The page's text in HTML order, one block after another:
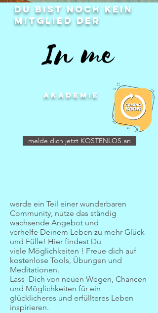
Du bist noch kein
Mitglied der
akademie
melde dich jetzt KOSTENLOS an
werde ein Teil einer wunderbaren
Community, nutze das ständig
wachsende Angebot und
verhelfe Deinem Leben zu mehr Glück
und Fülle! Hier findest Du
viele Möglichkeiten ! Freue dich auf
kostenlose Tools, Übungen und
Meditationen.
Lass Dich von neuen Wegen, Chancen
und Möglichkeiten für ein
glücklicheres und erfüllteres Leben
inspirieren.